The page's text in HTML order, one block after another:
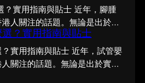
望能幫助你更清晰地掌握簿記
事前要留意甚麼 在做決定之
別留意。首先，每個人的情況
人的未必適合自己；其次，資
樣關鍵。如有任何疑問，諮詢
士，往往能得到更貼合個人需
？實用指南與貼士 近年，腳腫
人關注的話題。無論是出於實
先對它有基本認識，都有助我
定。這篇文章會從不同角度，
腫 解決的實用資訊。 它的重要
？實用指南與貼士
實用指南與貼士 近年，試管嬰
關注的話題。無論是出於實際